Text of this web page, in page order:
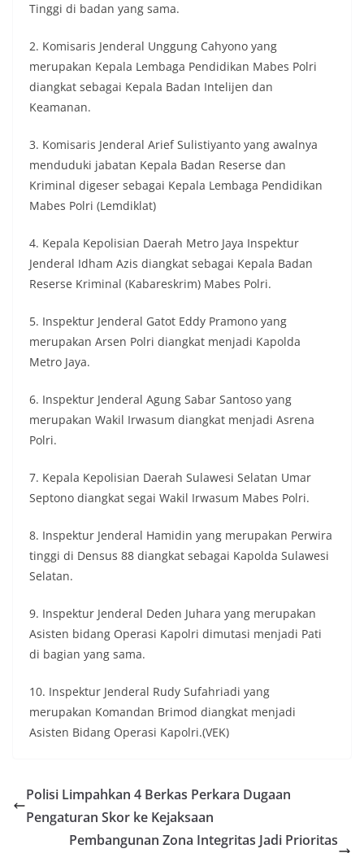
Tinggi di badan yang sama.
2. Komisaris Jenderal Unggung Cahyono yang
merupakan Kepala Lembaga Pendidikan Mabes Polri
diangkat sebagai Kepala Badan Intelijen dan
Keamanan.
3. Komisaris Jenderal Arief Sulistiyanto yang awalnya
menduduki jabatan Kepala Badan Reserse dan
Kriminal digeser sebagai Kepala Lembaga Pendidikan
Mabes Polri (Lemdiklat)
4. Kepala Kepolisian Daerah Metro Jaya Inspektur
Jenderal Idham Azis diangkat sebagai Kepala Badan
Reserse Kriminal (Kabareskrim) Mabes Polri.
5. Inspektur Jenderal Gatot Eddy Pramono yang
merupakan Arsen Polri diangkat menjadi Kapolda
Metro Jaya.
6. Inspektur Jenderal Agung Sabar Santoso yang
merupakan Wakil Irwasum diangkat menjadi Asrena
Polri.
7. Kepala Kepolisian Daerah Sulawesi Selatan Umar
Septono diangkat segai Wakil Irwasum Mabes Polri.
8. Inspektur Jenderal Hamidin yang merupakan Perwira
tinggi di Densus 88 diangkat sebagai Kapolda Sulawesi
Selatan.
9. Inspektur Jenderal Deden Juhara yang merupakan
Asisten bidang Operasi Kapolri dimutasi menjadi Pati
di bagian yang sama.
10. Inspektur Jenderal Rudy Sufahriadi yang
merupakan Komandan Brimod diangkat menjadi
Asisten Bidang Operasi Kapolri.(VEK)
Polisi Limpahkan 4 Berkas Perkara Dugaan
Pengaturan Skor ke Kejaksaan
Pembangunan Zona Integritas Jadi Prioritas